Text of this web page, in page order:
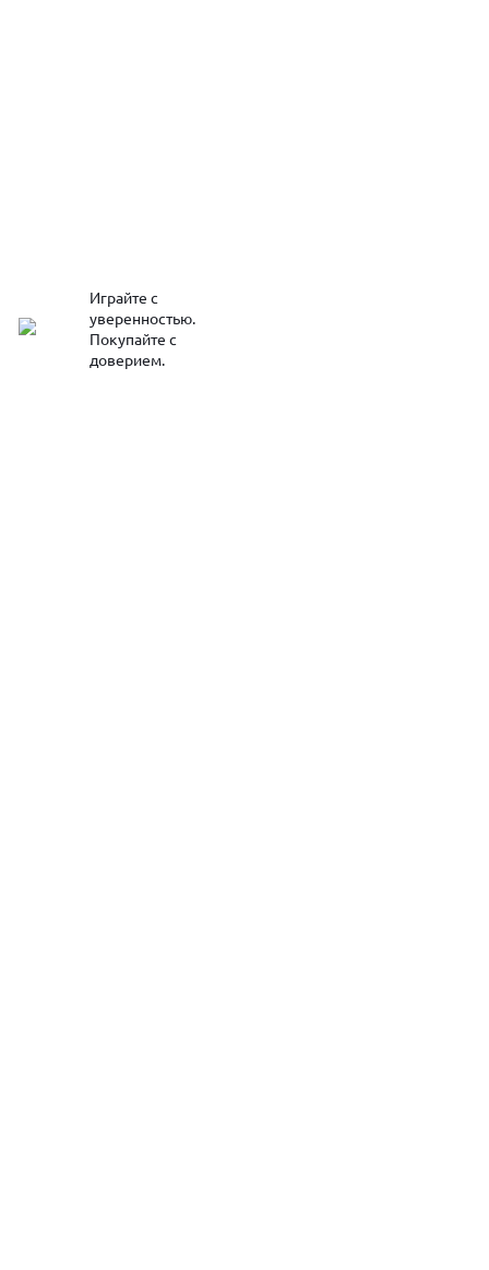
Играйте с
уверенностью.
Покупайте с
доверием.